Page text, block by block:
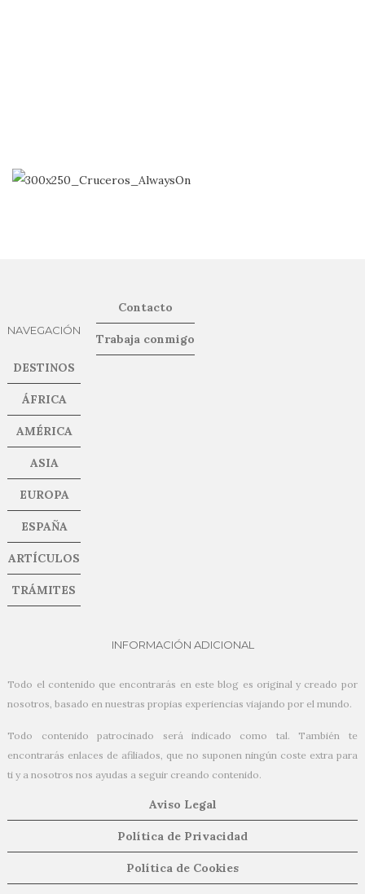
NAVEGACIÓN
DESTINOS
ÁFRICA
AMÉRICA
ASIA
EUROPA
ESPAÑA
ARTÍCULOS
TRÁMITES
Contacto
Trabaja conmigo
INFORMACIÓN ADICIONAL
Todo el contenido que encontrarás en este blog es original y creado por
nosotros, basado en nuestras propias experiencias viajando por el mundo.
Todo contenido patrocinado será indicado como tal. También te
encontrarás enlaces de afiliados, que no suponen ningún coste extra para
ti y a nosotros nos ayudas a seguir creando contenido.
Aviso Legal
Política de Privacidad
Política de Cookies